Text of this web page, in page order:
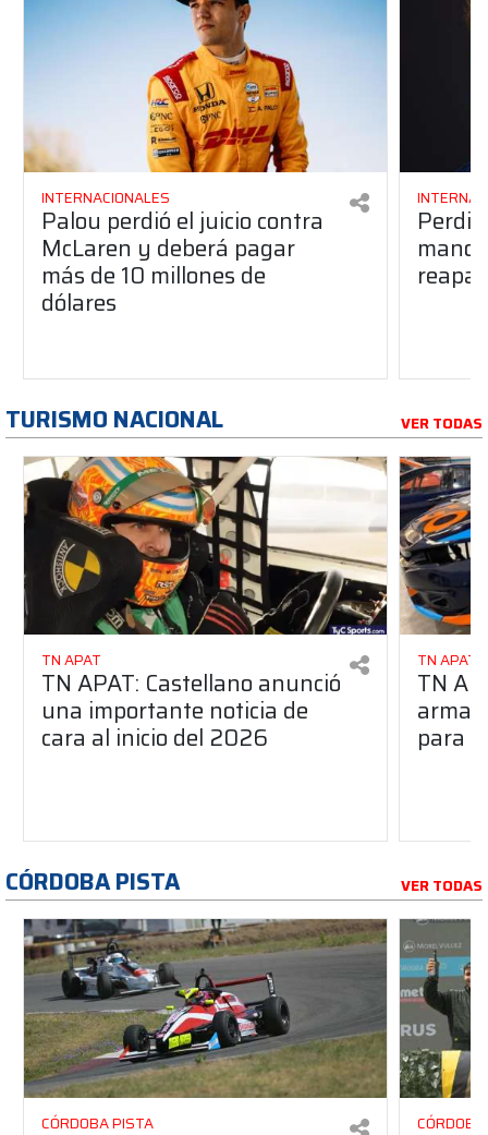
INTERNACIONALES
Palou perdió el juicio contra
McLaren y deberá pagar
más de 10 millones de
dólares
TURISMO NACIONAL VER TODAS
TN APAT
TN APAT: Castellano anunció
una importante noticia de
cara al inicio del 2026
TN APAT
TN
para
CÓRDOBA PISTA VER TODAS
CÓRDOBA PISTA